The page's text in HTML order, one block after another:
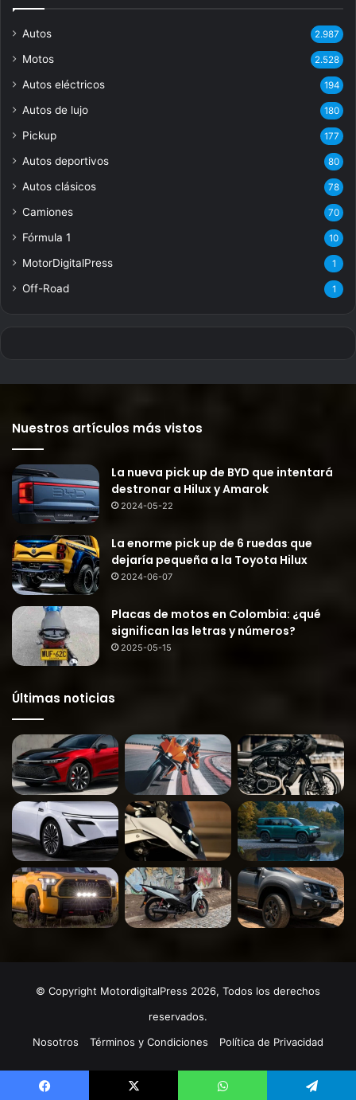
Autos 2.987
Motos 2.528
Autos eléctricos 194
Autos de lujo 180
Pickup 177
Autos deportivos 80
Autos clásicos 78
Camiones 70
Fórmula 1 10
MotorDigitalPress 1
Off-Road 1
Nuestros artículos más vistos
La nueva pick up de BYD que intentará
destronar a Hilux y Amarok
2024-05-22
La enorme pick up de 6 ruedas que
dejaría pequeña a la Toyota Hilux
2024-06-07
Placas de motos en Colombia: ¿qué
significan las letras y números?
2025-05-15
Últimas noticias
© Copyright MotordigitalPress 2026, Todos los derechos
reservados.
Nosotros
Términos y Condiciones Política de Privacidad